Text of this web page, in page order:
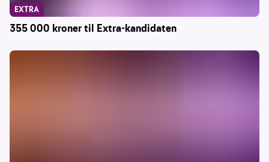
355 000 kroner til Extra-kandidaten
EXTRA